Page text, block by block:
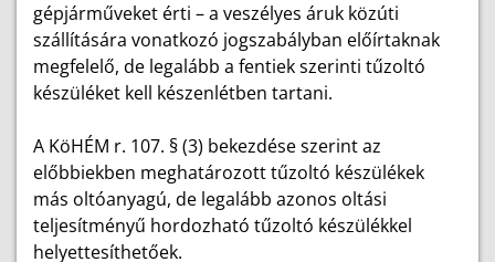
gépjárműveket érti – a veszélyes áruk közúti
szállítására vonatkozó jogszabályban előírtaknak
megfelelő, de legalább a fentiek szerinti tűzoltó
készüléket kell készenlétben tartani.
A KöHÉM r. 107. § (3) bekezdése szerint az
előbbiekben meghatározott tűzoltó készülékek
más oltóanyagú, de legalább azonos oltási
teljesítményű hordozható tűzoltó készülékkel
helyettesíthetőek.